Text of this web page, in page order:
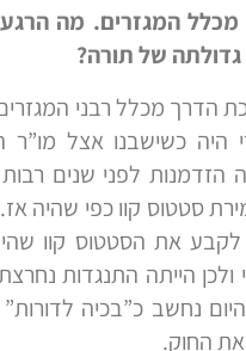
המגזרים. מה
של תורה?
מכלל רבני המגזרים
כשישבנו אצל מו”ר
הזדמנות לפני שנים
סטטוס קוו כפי שהיה אז.
את הסטטוס קוו
ולכן הייתה התנגדות
נחשב כ”בכיה
החוק.